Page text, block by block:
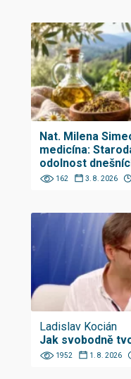
Nat. Milena
medicína:
odolnost
162 3. 8. 2026
Ladislav Kocián
Jak svobodně
1952 1. 8. 2026